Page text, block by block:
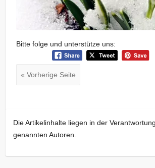
Bitte folge und unterstütze uns:
« Vorherige Seite
Die Artikelinhalte liegen in der
genannten Autoren.